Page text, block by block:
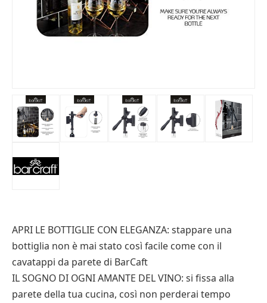
APRI LE BOTTIGLIE CON ELEGANZA: stappare una
bottiglia non è mai stato così facile come con il
cavatappi da parete di BarCaft
IL SOGNO DI OGNI AMANTE DEL VINO: si fissa alla
parete della tua cucina, così non perderai tempo